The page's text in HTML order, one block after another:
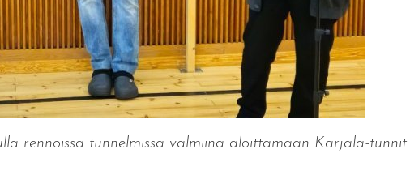
rennoissa tunnelmissa valmiina aloittamaan Karjala-tunnit.